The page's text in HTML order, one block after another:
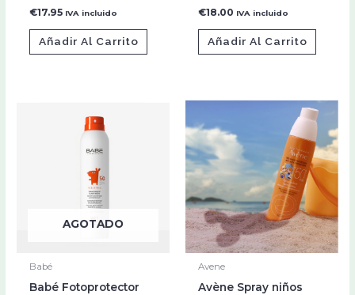
€17.95 IVA incluido
Añadir Al Carrito
€18.00 IVA incluido
Añadir Al Carrito
AGOTADO
Babé
Babé Fotoprotector
Avene
Avène Spray niños